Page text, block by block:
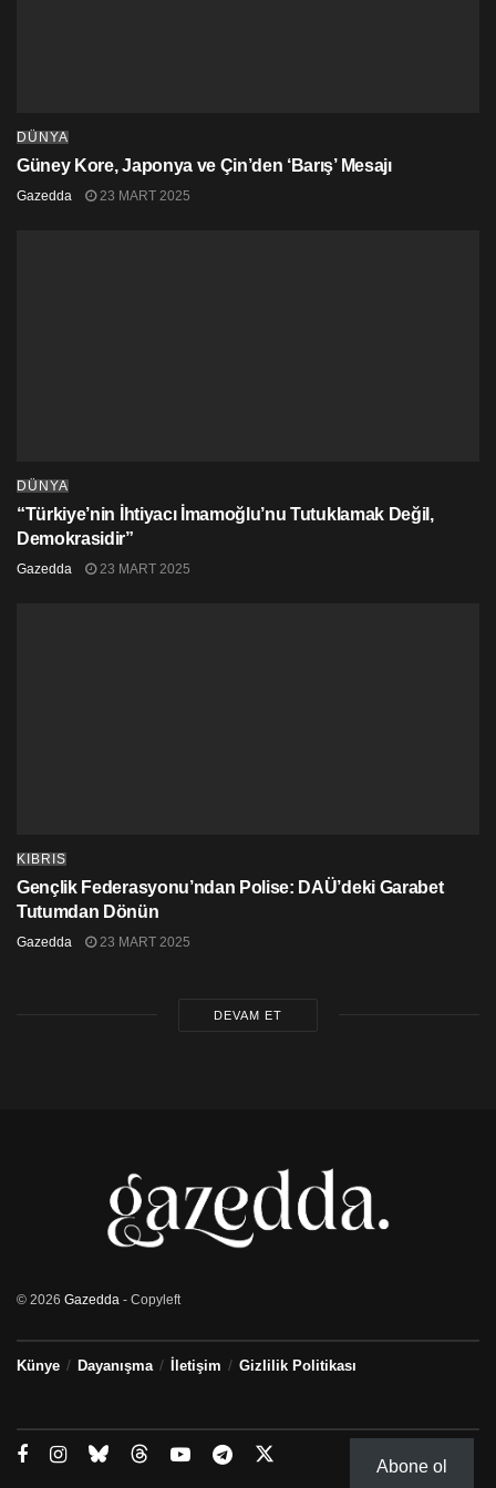
DÜNYA
Güney Kore, Japonya ve Çin’den ‘Barış’ Mesajı
Gazedda 23 MART 2025
DÜNYA
“Türkiye’nin İhtiyacı İmamoğlu’nu Tutuklamak Değil,
Demokrasidir”
Gazedda 23 MART 2025
KIBRIS
Gençlik Federasyonu’ndan Polise: DAÜ’deki Garabet
Tutumdan Dönün
Gazedda 23 MART 2025
DEVAM ET
© 2026 Gazedda - Copyleft
Künye Dayanışma İletişim Gizlilik Politikası
Abone ol